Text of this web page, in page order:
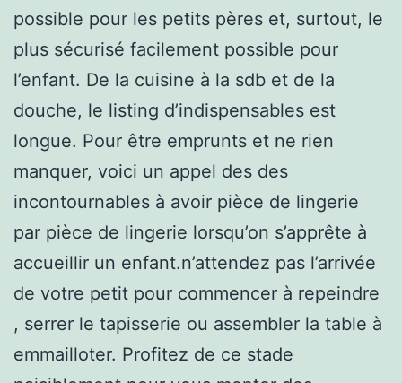
possible pour les petits pères et, surtout, le
plus sécurisé facilement possible pour
l’enfant. De la cuisine à la sdb et de la
douche, le listing d’indispensables est
longue. Pour être emprunts et ne rien
manquer, voici un appel des des
incontournables à avoir pièce de lingerie
par pièce de lingerie lorsqu’on s’apprête à
accueillir un enfant.n’attendez pas l’arrivée
de votre petit pour commencer à repeindre
, serrer le tapisserie ou assembler la table à
emmailloter. Profitez de ce stade